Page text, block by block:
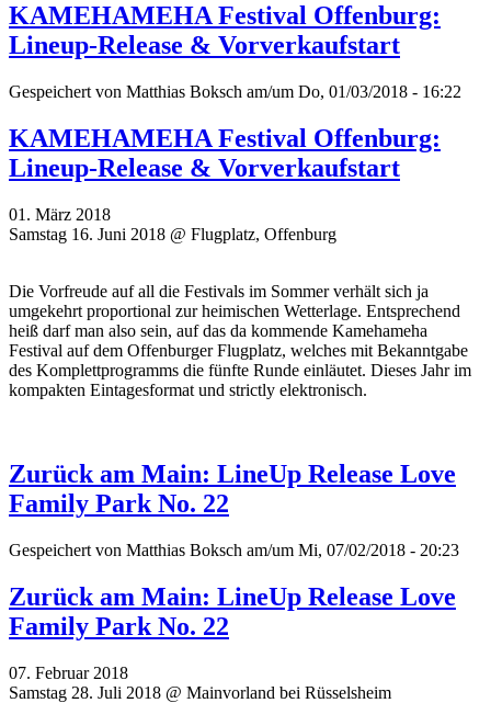
KAMEHAMEHA Festival Offenburg:
Lineup-Release & Vorverkaufstart
Gespeichert von Matthias Boksch am/um Do, 01/03/2018 - 16:22
KAMEHAMEHA Festival Offenburg:
Lineup-Release & Vorverkaufstart
01. März 2018
Samstag 16. Juni 2018 @ Flugplatz, Offenburg
Die Vorfreude auf all die Festivals im Sommer verhält sich ja
umgekehrt proportional zur heimischen Wetterlage. Entsprechend
heiß darf man also sein, auf das da kommende Kamehameha
Festival auf dem Offenburger Flugplatz, welches mit Bekanntgabe
des Komplettprogramms die fünfte Runde einläutet. Dieses Jahr im
kompakten Eintagesformat und strictly elektronisch.
Zurück am Main: LineUp Release Love
Family Park No. 22
Gespeichert von Matthias Boksch am/um Mi, 07/02/2018 - 20:23
Zurück am Main: LineUp Release Love
Family Park No. 22
07. Februar 2018
Samstag 28. Juli 2018 @ Mainvorland bei Rüsselsheim